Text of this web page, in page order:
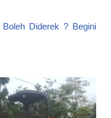
Diderek ? Begini